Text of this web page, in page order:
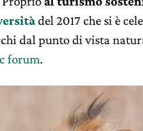
del 2017 che si è
dal punto di vista
forum.